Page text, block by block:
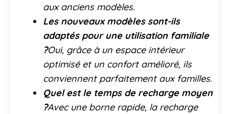
aux anciens modèles.
Les nouveaux modèles sont-ils
adaptés pour une utilisation familiale
?Oui, grâce à un espace intérieur
optimisé et un confort amélioré, ils
conviennent parfaitement aux familles.
Quel est le temps de recharge moyen
?Avec une borne rapide, la recharge